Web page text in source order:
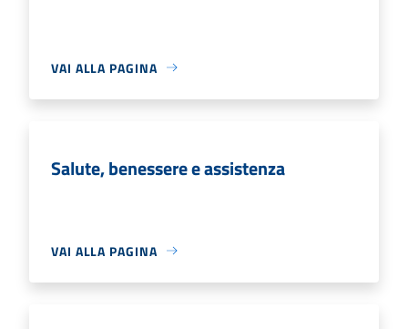
VAI ALLA PAGINA
Salute, benessere e assistenza
VAI ALLA PAGINA